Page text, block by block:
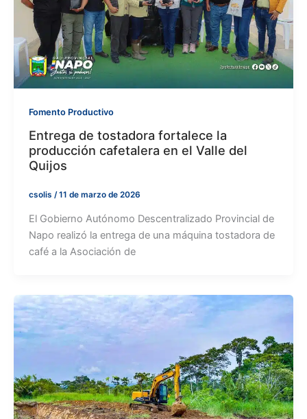
Fomento Productivo
Entrega de tostadora fortalece la
producción cafetalera en el Valle del
Quijos
csolis /11 de marzo de 2026
El Gobierno Autónomo Descentralizado Provincial de
Napo realizó la entrega de una máquina tostadora de
café a la Asociación de